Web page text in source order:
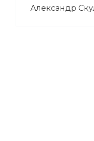
Александр